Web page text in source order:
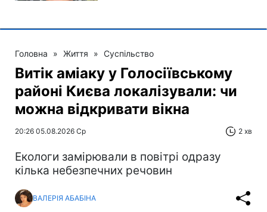
Головна » Життя » Суспільство
Витік аміаку у Голосіївському
районі Києва локалізували: чи
можна відкривати вікна
20:26 05.08.2026 Ср 2 хв
Екологи замірювали в повітрі одразу
кілька небезпечних речовин
ВАЛЕРІЯ АБАБІНА